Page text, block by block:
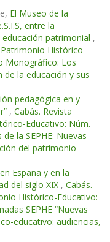
El Museo de la
entre la
patrimonial ,
Histórico-
Monográfico: Los
la educación y sus
pedagógica en y
, Cabás. Revista
Educativo: Núm.
la SEPHE: Nuevas
del patrimonio
España y en la
del siglo XIX , Cabás.
Histórico-Educativo:
SEPHE “Nuevas
educativo: audiencias,